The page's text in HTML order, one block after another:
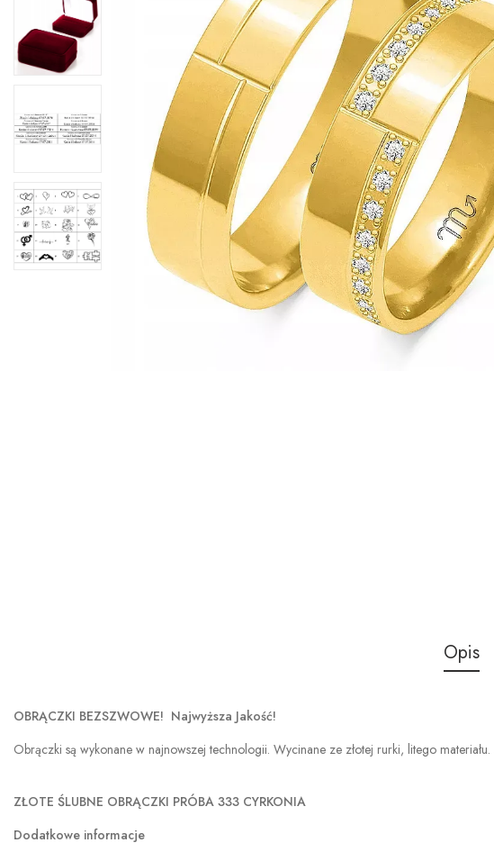
Opis
OBRĄCZKI BEZSZWOWE! Najwyższa Jakość!
Obrączki są wykonane w najnowszej technologii. Wycinane ze złotej rurki, litego
ZŁOTE ŚLUBNE OBRĄCZKI PRÓBA 333 CYRKONIA
Dodatkowe informacje